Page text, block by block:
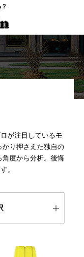
?
が注目しているモ
り押さえた独自の
度から分析。後悔
。